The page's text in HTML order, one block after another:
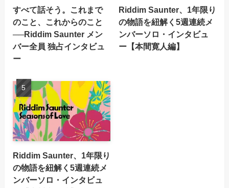
すべて話そう。これまで
のこと、これからのこと
──Riddim Saunter メン
バー全員 独占インタビュ
ー
Riddim Saunter、1年限り
の物語を紐解く5週連続メ
ンバーソロ・インタビュ
ー【本間寛人編】
Riddim Saunter、1年限り
の物語を紐解く5週連続メ
ンバーソロ・インタビュ